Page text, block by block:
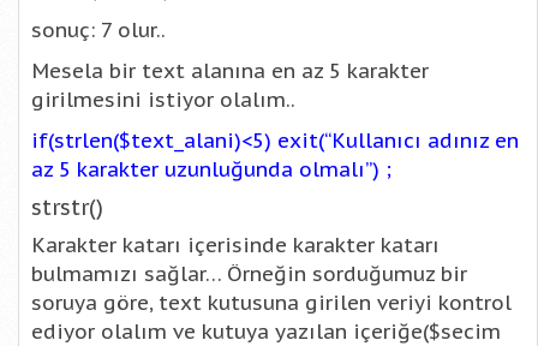
sonuç: 7 olur..
Mesela bir text alanına en az 5 karakter
girilmesini istiyor olalım..
if(strlen($text_alani)<5) exit(“Kullanıcı adınız en
az 5 karakter uzunluğunda olmalı”) ;
strstr()
Karakter katarı içerisinde karakter katarı
bulmamızı sağlar… Örneğin sorduğumuz bir
soruya göre, text kutusuna girilen veriyi kontrol
ediyor olalım ve kutuya yazılan içeriğe($secim